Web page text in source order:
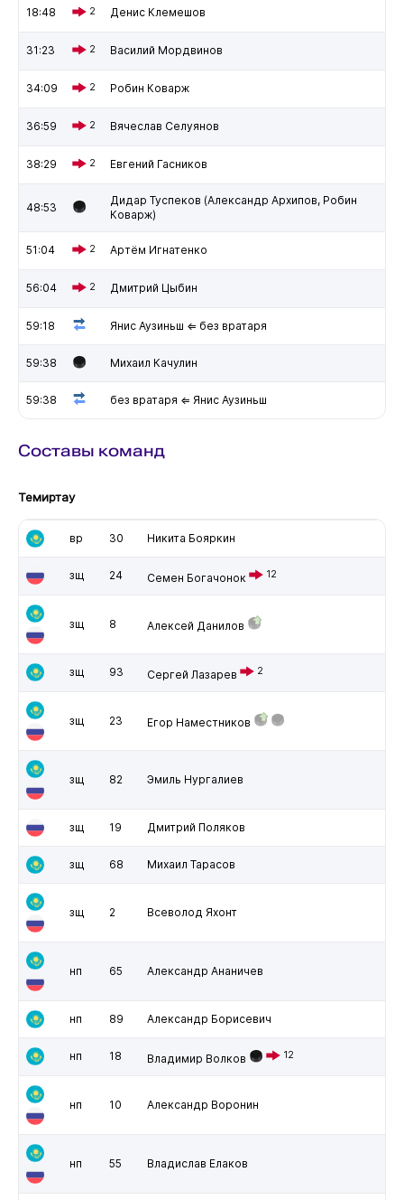
18:48 2 Денис Клемешов
31:23 2 Василий Мордвинов
34:09 2 Робин Коварж
36:59 2 Вячеслав Селуянов
38:29 2 Евгений Гасников
48:53
Дидар Туспеков (Александр Архипов, Робин
Коварж)
51:04 2 Артём Игнатенко
56:04 2 Дмитрий Цыбин
59:18 Янис Аузиньш ⇐ без вратаря
59:38 Михаил Качулин
59:38 без вратаря ⇐ Янис Аузиньш
Составы команд
Темиртау
вр 30 Никита Бояркин
зщ 24 Семен Богачонок 12
зщ 8 Алексей Данилов
зщ 93 Сергей Лазарев 2
зщ 23 Егор Наместников
зщ 82 Эмиль Нургалиев
зщ 19 Дмитрий Поляков
зщ 68 Михаил Тарасов
зщ 2 Всеволод Яхонт
нп 65 Александр Ананичев
нп 89 Александр Борисевич
нп 18 Владимир Волков 12
нп 10 Александр Воронин
нп 55 Владислав Елаков